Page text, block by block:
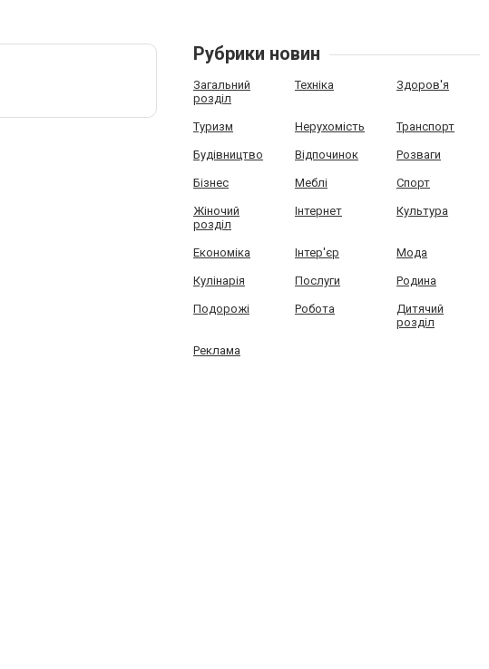
Рубрики новин
Загальний
розділ
Техніка Здоров'я
Туризм Нерухомість Транспорт
Будівництво Відпочинок Розваги
Бізнес Меблі Спорт
Жіночий
розділ
Інтернет Культура
Економіка Інтер'єр Мода
Кулінарія Послуги Родина
Подорожі Робота
Дитячий
розділ
Реклама